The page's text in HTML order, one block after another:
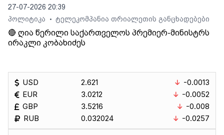
27-07-2026 20:39
პოლიტიკა
• ტელეკომპანია თრიალეთის განცხადებები
🔴 ღია წერილი საქართველოს პრემიერ-მინისტრს
ირაკლი კობახიძეს
USD
EUR
GBP
RUB
2.621
3.0212
3.5216
0.032024
-0.0013
-0.0052
-0.008
-0.0257